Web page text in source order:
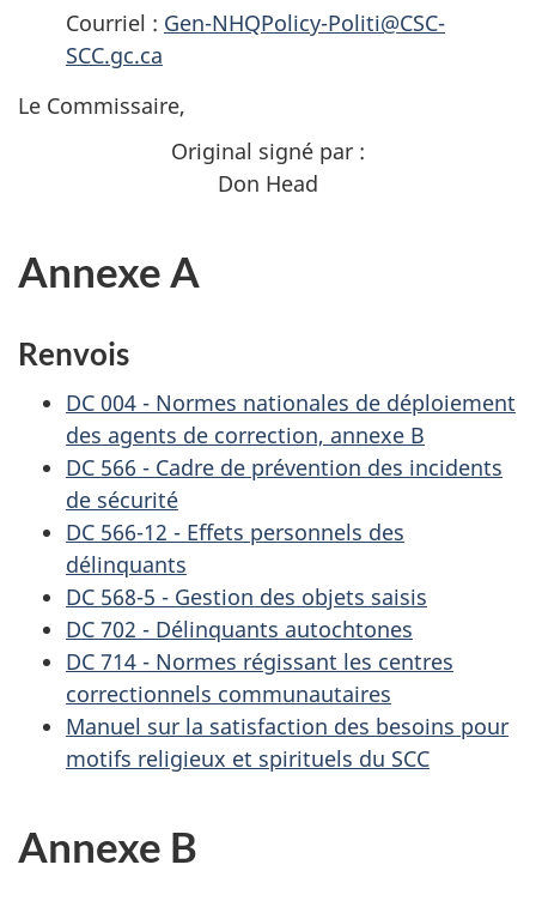
Courriel : Gen-NHQPolicy-Politi@CSC-
SCC.gc.ca
Le Commissaire,
Original signé par :
Don Head
Annexe A
Renvois
DC 004 - Normes nationales de déploiement
des agents de correction, annexe B
DC 566 - Cadre de prévention des incidents
de sécurité
DC 566-12 - Effets personnels des
délinquants
DC 568-5 - Gestion des objets saisis
DC 702 - Délinquants autochtones
DC 714 - Normes régissant les centres
correctionnels communautaires
Manuel sur la satisfaction des besoins pour
motifs religieux et spirituels du SCC
Annexe B